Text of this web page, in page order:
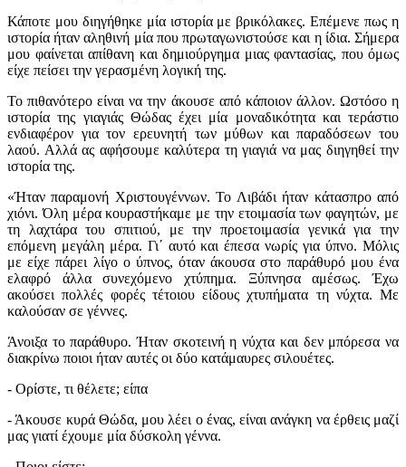
Κάποτε μου διηγήθηκε μία ιστορία με βρικόλακες. Επέμενε πως η
ιστορία ήταν αληθινή μία που πρωταγωνιστούσε και η ίδια. Σήμερα
μου φαίνεται απίθανη και δημιούργημα μιας φαντασίας, που όμως
είχε πείσει την γερασμένη λογική της.
Το πιθανότερο είναι να την άκουσε από κάποιον άλλον. Ωστόσο η
ιστορία της γιαγιάς Θώδας έχει μία μοναδικότητα και τεράστιο
ενδιαφέρον για τον ερευνητή των μύθων και παραδόσεων του
λαού. Αλλά ας αφήσουμε καλύτερα τη γιαγιά να μας διηγηθεί την
ιστορία της.
«Ήταν παραμονή Χριστουγέννων. Το Λιβάδι ήταν κάτασπρο από
χιόνι. Όλη μέρα κουραστήκαμε με την ετοιμασία των φαγητών, με
τη λαχτάρα του σπιτιού, με την προετοιμασία γενικά για την
επόμενη μεγάλη μέρα. Γι΄ αυτό και έπεσα νωρίς για ύπνο. Μόλις
με είχε πάρει λίγο ο ύπνος, όταν άκουσα στο παράθυρό μου ένα
ελαφρό άλλα συνεχόμενο χτύπημα. Ξύπνησα αμέσως. Έχω
ακούσει πολλές φορές τέτοιου είδους χτυπήματα τη νύχτα. Με
καλούσαν σε γέννες.
Άνοιξα το παράθυρο. Ήταν σκοτεινή η νύχτα και δεν μπόρεσα να
διακρίνω ποιοι ήταν αυτές οι δύο κατάμαυρες σιλουέτες.
- Ορίστε, τι θέλετε; είπα
- Άκουσε κυρά Θώδα, μου λέει ο ένας, είναι ανάγκη να έρθεις μαζί
μας γιατί έχουμε μία δύσκολη γέννα.